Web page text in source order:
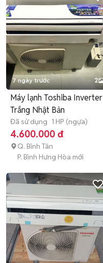
7 ngày trước 2
Máy lạnh Toshiba Inverter
Trắng Nhật Bản
Đã sử dụng 1 HP (ngựa)
4.600.000 đ
Q. Bình Tân
P. Bình Hưng Hòa mới